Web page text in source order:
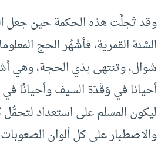
وقد تَجلَّت هذه الحكمة حين جعل
السَّنة القمرية، فأشْهُر الحج
شوال، وتنتهى بذي الحجة، وهي
أحيانا في وَقْدَة السيف وأحيانًا
ليكون المسلم على استعداد لتحمُّل
والاصطبار على كل ألوان